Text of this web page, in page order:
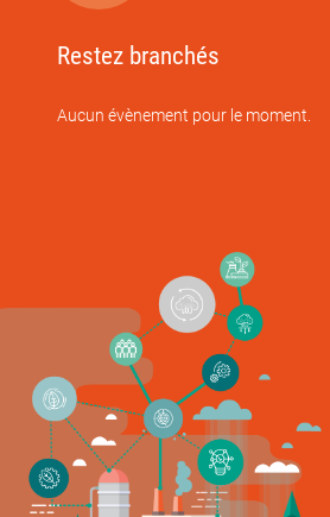
Restez branchés
Aucun évènement pour le moment.